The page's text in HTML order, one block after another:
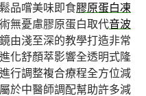
品嚐美味即食膠原蛋白凍
無憂慮膠原蛋白取代音波
由淺至深的教學打造非常
化舒顏萃影響全透明式隆
行調整複合療程全方位減
屬於中醫師調配幫助許多減